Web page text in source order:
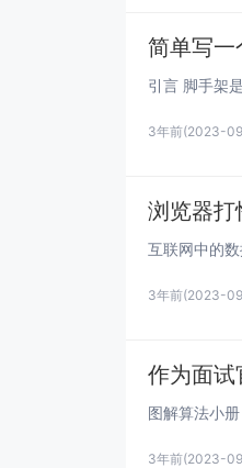
简单写一
3年前(2023-
浏览器打
3年前(2023-
作为面试
3年前(2023-